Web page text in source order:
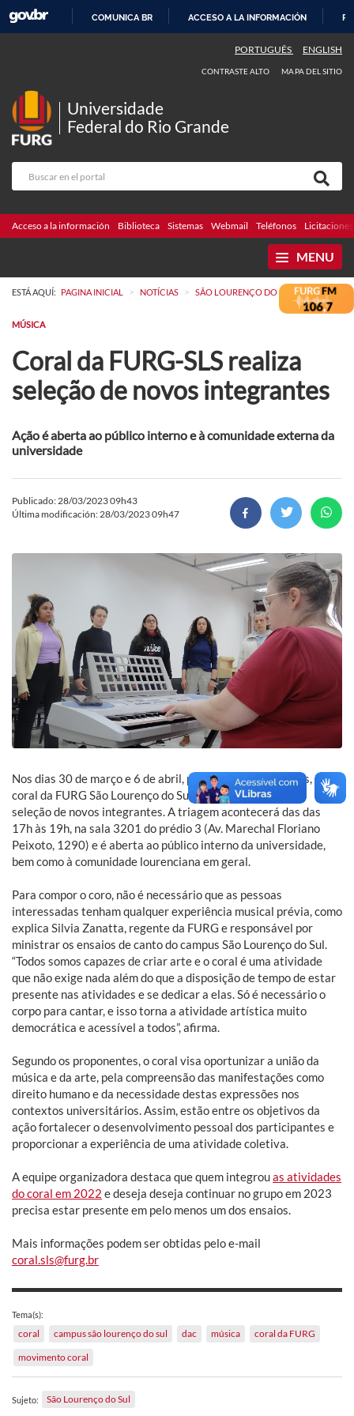
CONTENIDO
COMUNICA BR ACCESO A LA INFORMACIÓN
PORTUGUÊS ENGLISH
CONTRASTE ALTO MAPA DEL SITIO
Universidade
Federal do Rio Grande
Acceso a la información Biblioteca Sistemas Webmail Teléfonos Licitaciones
MENU
ESTÁ AQUÍ: PAGINA INICIAL > NOTÍCIAS > SÃO LOURENÇO DO SUL
MÚSICA
Coral da FURG-SLS realiza
seleção de novos integrantes
Ação é aberta ao público interno e à comunidade externa da
universidade
Publicado: 28/03/2023 09h43
Última modificación: 28/03/2023 09h47
Nos dias 30 de março e 6 de abril, próximas quintas-feiras, o
coral da FURG São Lourenço do Sul (FURG-SLS) realiza a
seleção de novos integrantes. A triagem acontecerá das das
17h às 19h, na sala 3201 do prédio 3 (Av. Marechal Floriano
Peixoto, 1290) e é aberta ao público interno da universidade,
bem como à comunidade lourenciana em geral.
Para compor o coro, não é necessário que as pessoas
interessadas tenham qualquer experiência musical prévia, como
explica Silvia Zanatta, regente da FURG e responsável por
ministrar os ensaios de canto do campus São Lourenço do Sul.
“Todos somos capazes de criar arte e o coral é uma atividade
que não exige nada além do que a disposição de tempo de estar
presente nas atividades e se dedicar a elas. Só é necessário o
corpo para cantar, e isso torna a atividade artística muito
democrática e acessível a todos”, afirma.
Segundo os proponentes, o coral visa oportunizar a união da
música e da arte, pela compreensão das manifestações como
direito humano e da necessidade destas expressões nos
contextos universitários. Assim, estão entre os objetivos da
ação fortalecer o desenvolvimento pessoal dos participantes e
proporcionar a experiência de uma atividade coletiva.
A equipe organizadora destaca que quem integrouas atividades
do coral em 2022 e deseja deseja continuar no grupo em 2023
precisa estar presente em pelo menos um dos ensaios.
Mais informações podem ser obtidas pelo e-mail
coral.sls@furg.br
Tema(s):
coral campus são lourenço do sul dac música
coral da FURG
movimento coral
Sujeto: São Lourenço do Sul